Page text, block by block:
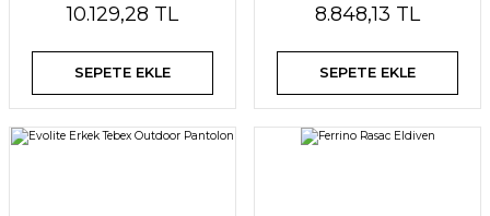
10.129,28 TL
SEPETE EKLE
8.848,13 TL
SEPETE EKLE